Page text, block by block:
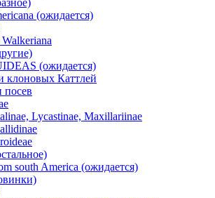
(ожидается)
(ожидается)
клоновых Каттлей
посев
Lycastinae, Maxillariinae
south America (ожидается)